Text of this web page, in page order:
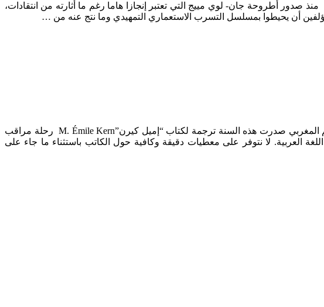
بن الصغير، بريطانيا وإشكالية الإصلاح في المغرب 1886- 1904، منشورات كلية الآداب والعلوم الإنسانية، الرباط، 2011. منذ صدور أطروحة جان- لوي مييج التي تعتبر إنجازا هاما رغم ما أثارته من انتقادات،
أن يحيطوا بمسلسل التسرب الاستعماري التمهيدي وما نتج عنه من …
إميل كيرن، رحلة خبير صحي إلى المغرب، ترجمة بوشعيب الساوري، منشورات القلم المغربي، 2011. عن منشورات القلم المغربي صدرت هذه السنة ترجمة لكتاب “إميل كيرن”M. Émile Kern رحلة مراقب
إلى اللغة العربية. لا نتوفر على معطيات دقيقة وكافية حول الكاتب باستثناء ما جاء على